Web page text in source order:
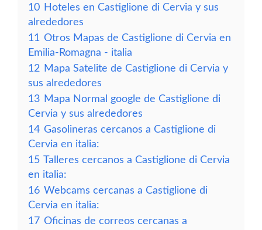
10 Hoteles en Castiglione di Cervia y sus
alrededores
11 Otros Mapas de Castiglione di Cervia en
Emilia-Romagna - italia
12 Mapa Satelite de Castiglione di Cervia y
sus alrededores
13 Mapa Normal google de Castiglione di
Cervia y sus alrededores
14 Gasolineras cercanos a Castiglione di
Cervia en italia:
15 Talleres cercanos a Castiglione di Cervia
en italia:
16 Webcams cercanas a Castiglione di
Cervia en italia:
17 Oficinas de correos cercanas a